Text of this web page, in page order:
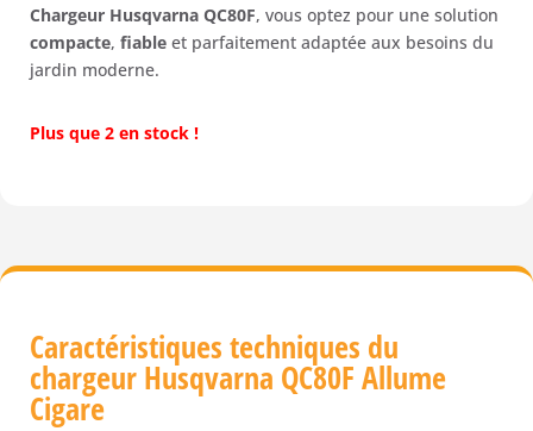
Chargeur Husqvarna QC80F, vous optez pour une solution
compacte, fiable et parfaitement adaptée aux besoins du
jardin moderne.
Plus que 2 en stock !
Caractéristiques techniques du
chargeur Husqvarna QC80F Allume
Cigare